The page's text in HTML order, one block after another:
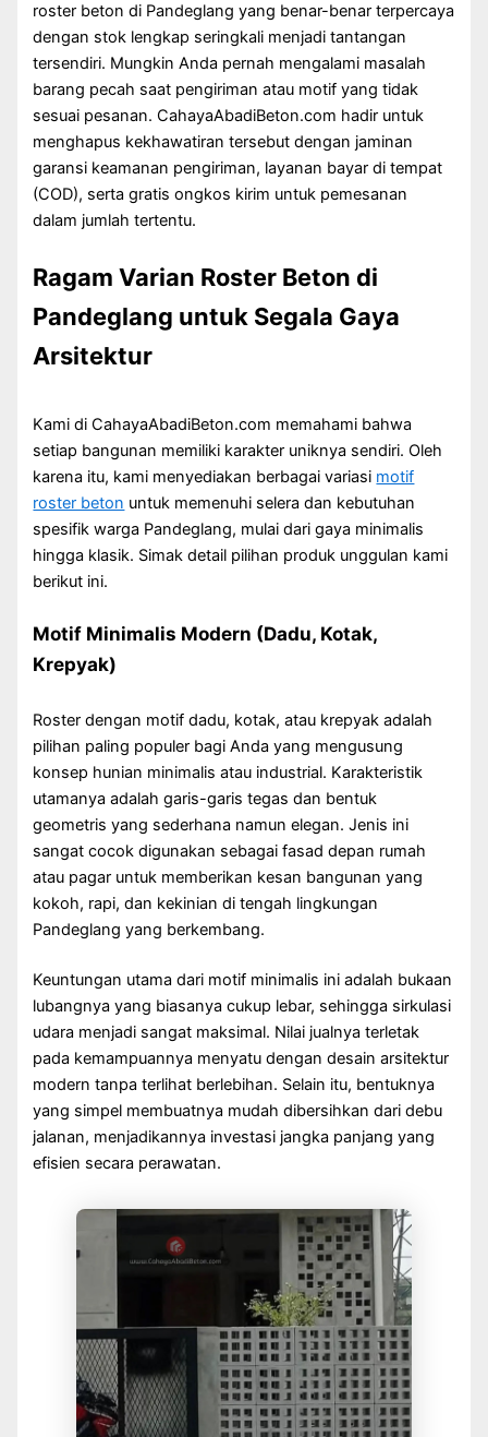
roster beton di Pandeglang yang benar-benar terpercaya
dengan stok lengkap seringkali menjadi tantangan
tersendiri. Mungkin Anda pernah mengalami masalah
barang pecah saat pengiriman atau motif yang tidak
sesuai pesanan. CahayaAbadiBeton.com hadir untuk
menghapus kekhawatiran tersebut dengan jaminan
garansi keamanan pengiriman, layanan bayar di tempat
(COD), serta gratis ongkos kirim untuk pemesanan
dalam jumlah tertentu.
Ragam Varian Roster Beton di
Pandeglang untuk Segala Gaya
Arsitektur
Kami di CahayaAbadiBeton.com memahami bahwa
setiap bangunan memiliki karakter uniknya sendiri. Oleh
karena itu, kami menyediakan berbagai variasi motif
roster beton untuk memenuhi selera dan kebutuhan
spesifik warga Pandeglang, mulai dari gaya minimalis
hingga klasik. Simak detail pilihan produk unggulan kami
berikut ini.
Motif Minimalis Modern (Dadu, Kotak,
Krepyak)
Roster dengan motif dadu, kotak, atau krepyak adalah
pilihan paling populer bagi Anda yang mengusung
konsep hunian minimalis atau industrial. Karakteristik
utamanya adalah garis-garis tegas dan bentuk
geometris yang sederhana namun elegan. Jenis ini
sangat cocok digunakan sebagai fasad depan rumah
atau pagar untuk memberikan kesan bangunan yang
kokoh, rapi, dan kekinian di tengah lingkungan
Pandeglang yang berkembang.
Keuntungan utama dari motif minimalis ini adalah bukaan
lubangnya yang biasanya cukup lebar, sehingga sirkulasi
udara menjadi sangat maksimal. Nilai jualnya terletak
pada kemampuannya menyatu dengan desain arsitektur
modern tanpa terlihat berlebihan. Selain itu, bentuknya
yang simpel membuatnya mudah dibersihkan dari debu
jalanan, menjadikannya investasi jangka panjang yang
efisien secara perawatan.